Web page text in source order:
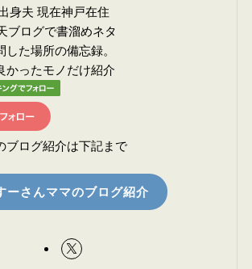
身夫 現在神戸在住
ブログで書溜めネタ
た場所の備忘録。
かったモノだけ紹介
ブログ紹介は下記まで
ーさんママのブログ紹介